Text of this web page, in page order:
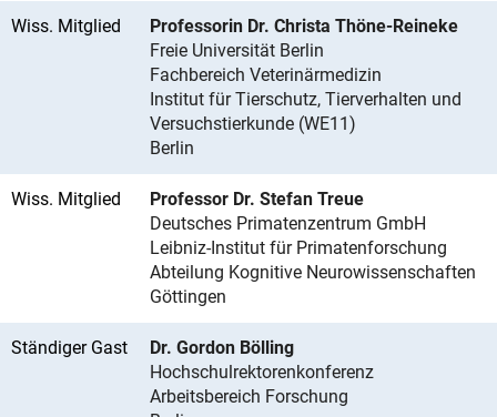
Wiss. Mitglied
Professorin Dr. Christa Thöne-Reineke
Freie Universität Berlin
Fachbereich Veterinärmedizin
Institut für Tierschutz, Tierverhalten und
Versuchstierkunde (WE11)
Berlin
Wiss. Mitglied
Professor Dr. Stefan Treue
Deutsches Primatenzentrum GmbH
Leibniz-Institut für Primatenforschung
Abteilung Kognitive Neurowissenschaften
Göttingen
Ständiger Gast
Dr. Gordon Bölling
Hochschulrektorenkonferenz
Arbeitsbereich Forschung